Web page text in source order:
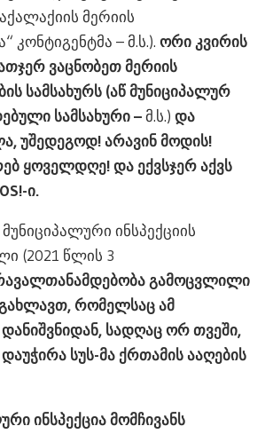
მერიის
კონტიგენტმა – მ.ს.). ორი კვირის
ჯერ ვაცნობეთ მერიის
სამსახურს (აწ მუნიციპალურ
სამსახური –მ.ს.) და
უშედეგოდ! არავინ მოდის!
ყოველდღე! და ექვსჯერ აქვს
ი.
ინსპექციის
(2021 წლის 3
გამოცვლილი
რომელსაც ამ
სადღაც ორ თვეში,
სუს-მა ქრთამის ააღების
ინსპექცია მომჩივანს